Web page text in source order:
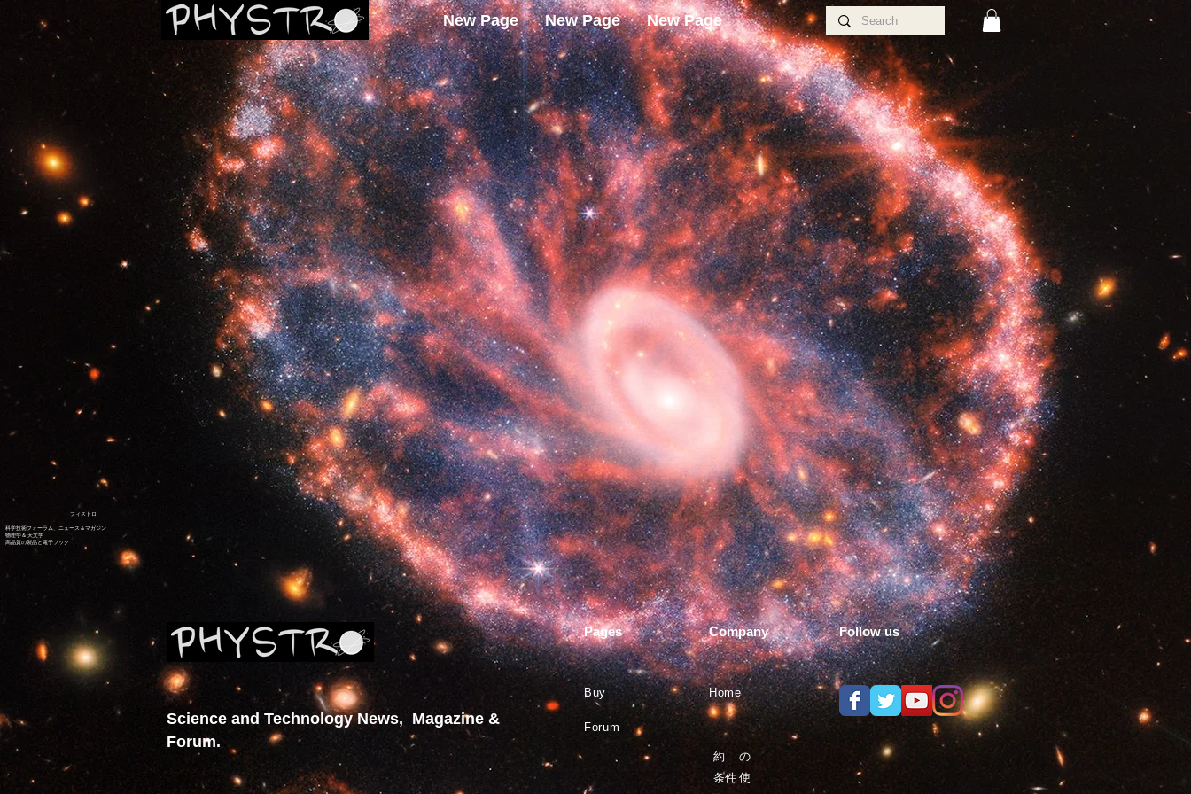
New Page New Page New Page
フィストロ
科学技術フォーラム、ニュース＆マガジン
物理学＆ 天文学
高品質の製品と電子ブック
Science and Technology News, Magazine &
Forum.
Pages
Buy
Forum
Company
Home
Follow us
約
の
条件 使